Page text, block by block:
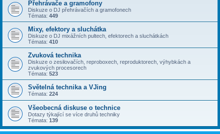
Přehrávače a gramofony
Diskuze o DJ přehrávačích a gramofonech
Témata: 449
Mixy, efektory a sluchátka
Diskuze o DJ mixážních pultech, efektorech a sluchátkách
Témata: 410
Zvuková technika
Diskuze o zesilovačích, reproboxech, reproduktorech, výhybkách a
zvukových procesorech
Témata: 523
Světelná technika a VJing
Témata: 224
Všeobecná diskuse o technice
Dotazy týkající se více druhů techniky
Témata: 139